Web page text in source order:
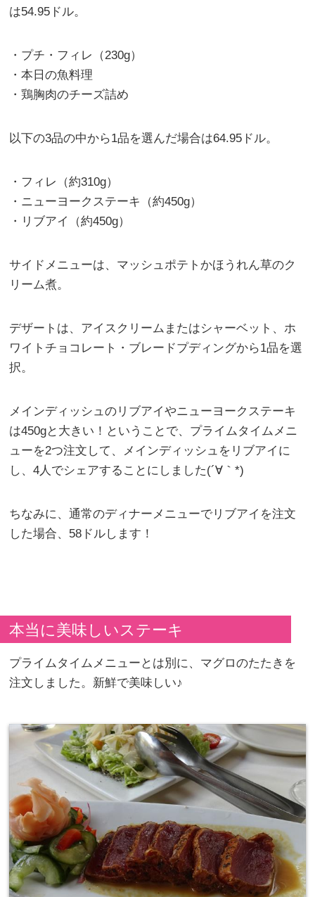
は54.95ドル。
・プチ・フィレ（230g）
・本日の魚料理
・鶏胸肉のチーズ詰め
以下の3品の中から1品を選んだ場合は64.95ドル。
・フィレ（約310g）
・ニューヨークステーキ（約450g）
・リブアイ（約450g）
サイドメニューは、マッシュポテトかほうれん草のク
リーム煮。
デザートは、アイスクリームまたはシャーベット、ホ
ワイトチョコレート・ブレードプディングから1品を選
択。
メインディッシュのリブアイやニューヨークステーキ
は450gと大きい！ということで、プライムタイムメニ
ューを2つ注文して、メインディッシュをリブアイに
し、4人でシェアすることにしました(´∀｀*)
ちなみに、通常のディナーメニューでリブアイを注文
した場合、58ドルします！
本当に美味しいステーキ
プライムタイムメニューとは別に、マグロのたたきを
注文しました。新鮮で美味しい♪